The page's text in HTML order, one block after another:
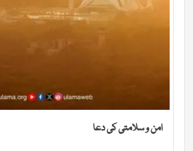
امن و سلامتی کی دعا